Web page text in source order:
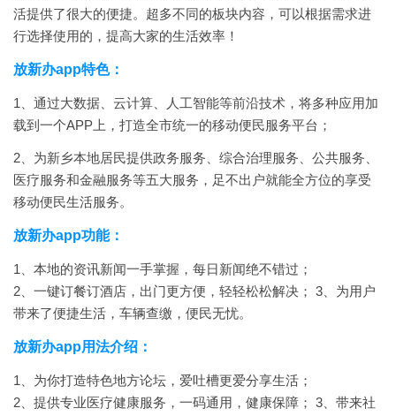
活提供了很大的便捷。超多不同的板块内容，可以根据需求进
行选择使用的，提高大家的生活效率！
放新办app特色：
1、通过大数据、云计算、人工智能等前沿技术，将多种应用加
载到一个APP上，打造全市统一的移动便民服务平台；
2、为新乡本地居民提供政务服务、综合治理服务、公共服务、
医疗服务和金融服务等五大服务，足不出户就能全方位的享受
移动便民生活服务。
放新办app功能：
1、本地的资讯新闻一手掌握，每日新闻绝不错过；
2、一键订餐订酒店，出门更方便，轻轻松松解决； 3、为用户
带来了便捷生活，车辆查缴，便民无忧。
放新办app用法介绍：
1、为你打造特色地方论坛，爱吐槽更爱分享生活；
2、提供专业医疗健康服务，一码通用，健康保障； 3、带来社